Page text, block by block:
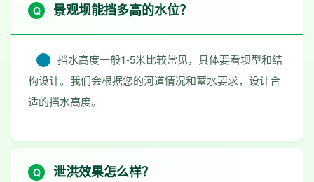
景观坝能挡多高的水位？
挡水高度一般1-5米比较常见，具体要看坝型和结
构设计。我们会根据您的河道情况和蓄水要求，设计合
适的挡水高度。
泄洪效果怎么样？